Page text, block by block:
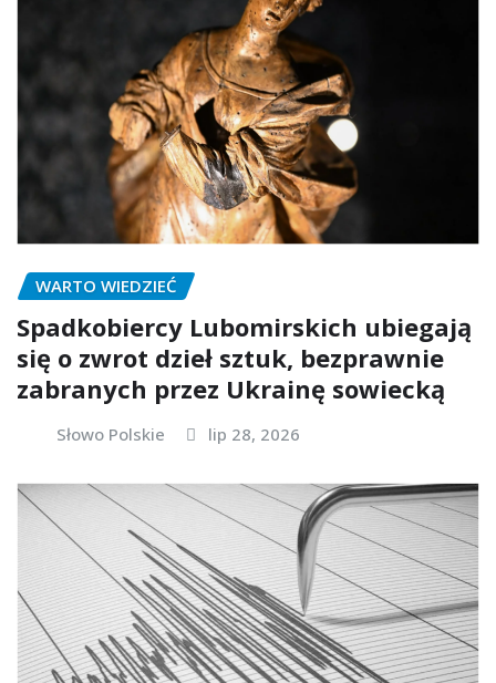
WARTO WIEDZIEĆ
Spadkobiercy Lubomirskich ubiegają
się o zwrot dzieł sztuk, bezprawnie
zabranych przez Ukrainę sowiecką
Słowo Polskie lip 28, 2026